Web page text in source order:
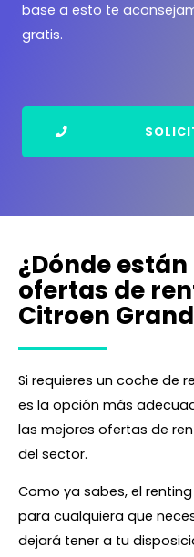
base a esto te
gratis.
¿Dónde
ofertas de
Citroen
Si requieres un coche de
es la opción más
las mejores ofertas de
del sector.
Como ya sabes, el
para cualquiera que
dejará tener a tu